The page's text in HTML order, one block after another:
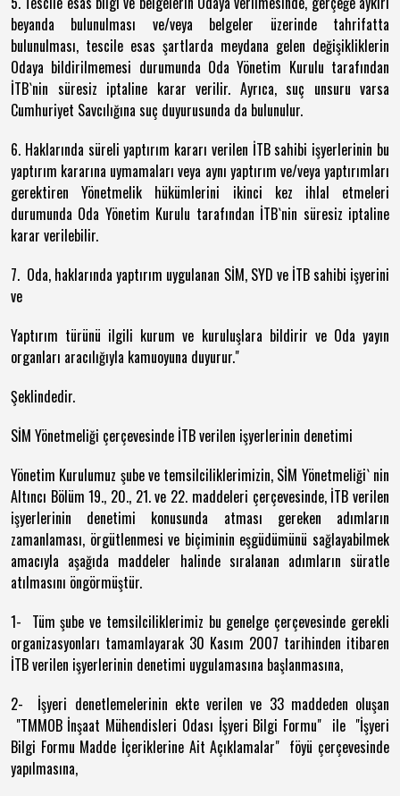
beyanda bulunulması ve/veya belgeler üzerinde tahrifatta
bulunulması, tescile esas şartlarda meydana gelen değişikliklerin
Odaya bildirilmemesi durumunda Oda Yönetim Kurulu tarafından
İTB`nin süresiz iptaline karar verilir. Ayrıca, suç unsuru varsa
Cumhuriyet Savcılığına suç duyurusunda da bulunulur.
6. Haklarında süreli yaptırım kararı verilen İTB sahibi işyerlerinin bu
yaptırım kararına uymamaları veya aynı yaptırım ve/veya yaptırımları
gerektiren Yönetmelik hükümlerini ikinci kez ihlal etmeleri
durumunda Oda Yönetim Kurulu tarafından İTB`nin süresiz iptaline
karar verilebilir.
7. Oda, haklarında yaptırım uygulanan SİM, SYD ve İTB sahibi işyerini
ve
Yaptırım türünü ilgili kurum ve kuruluşlara bildirir ve Oda yayın
organları aracılığıyla kamuoyuna duyurur."
Şeklindedir.
SİM Yönetmeliği çerçevesinde İTB verilen işyerlerinin denetimi
Yönetim Kurulumuz şube ve temsilciliklerimizin, SİM Yönetmeliği` nin
Altıncı Bölüm 19., 20., 21. ve 22. maddeleri çerçevesinde, İTB verilen
işyerlerinin denetimi konusunda atması gereken adımların
zamanlaması, örgütlenmesi ve biçiminin eşgüdümünü sağlayabilmek
amacıyla aşağıda maddeler halinde sıralanan adımların süratle
atılmasını öngörmüştür.
1- Tüm şube ve temsilciliklerimiz bu genelge çerçevesinde gerekli
organizasyonları tamamlayarak 30 Kasım 2007 tarihinden itibaren
İTB verilen işyerlerinin denetimi uygulamasına başlanmasına,
2- İşyeri denetlemelerinin ekte verilen ve 33 maddeden oluşan
"TMMOB İnşaat Mühendisleri Odası İşyeri Bilgi Formu" ile "İşyeri
Bilgi Formu Madde İçeriklerine Ait Açıklamalar" föyü çerçevesinde
yapılmasına,